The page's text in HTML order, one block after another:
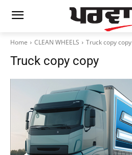
Home CLEAN WHEELS Truck copy copy
Truck copy copy